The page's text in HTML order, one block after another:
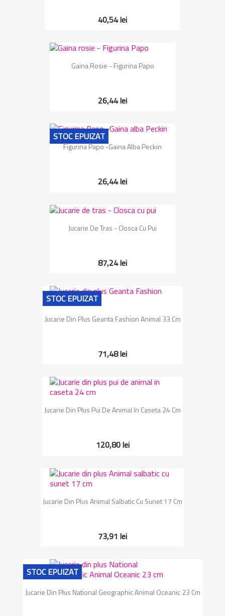
40,54 lei
Gaina Rosie - Figurina Papo
26,44 lei
Figurina Papo -Gaina Alba Peckin
26,44 lei
STOC EPUIZAT
Jucarie De Tras - Closca Cu Pui
87,24 lei
Jucarie Din Plus Geanta Fashion Animal 33 Cm
71,48 lei
STOC EPUIZAT
Jucarie Din Plus Pui De Animal In Caseta 24 Cm
120,80 lei
Jucarie Din Plus Animal Salbatic Cu Sunet 17 Cm
73,91 lei
Jucarie Din Plus National Geographic Animal Oceanic 23 Cm
STOC EPUIZAT